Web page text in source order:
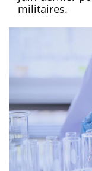
militaires.